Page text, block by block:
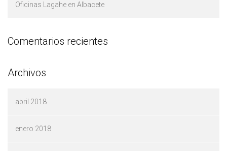
Oficinas Lagahe en Albacete
Comentarios recientes
Archivos
abril 2018
enero 2018